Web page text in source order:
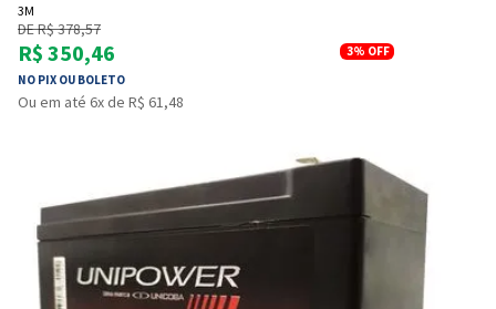
3M
DE R$ 378,57
R$ 350,46
NO PIX OU BOLETO
3% OFF
Ou em até 6x de R$ 61,48